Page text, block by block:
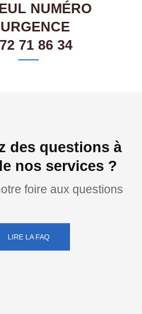
NUMÉRO
71 86 34
des questions à
nos services ?
foire aux questions
LIRE LA FAQ